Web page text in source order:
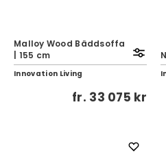
Malloy Wood Bäddsoffa
| 155 cm
Innovation Living
fr. 33 075 kr